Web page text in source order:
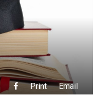
Print Email